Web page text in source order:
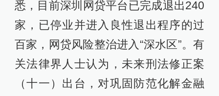
悉，目前深圳网贷平台已完成退出240
家，已停业并进入良性退出程序的过
百家，网贷风险整治进入“深水区”。有
关法律界人士认为，未来刑法修正案
（十一）出台，对巩固防范化解金融